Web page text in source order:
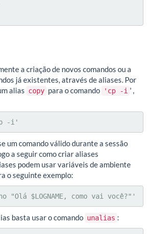
a criação de novos comandos ou a
já existentes, através de aliases. Por
alias copy para o comando 'cp -i ' ,
-i'
um comando válido durante a sessão
a seguir como criar aliases
podem usar variáveis de ambiente
o seguinte exemplo:
"Olá $LOGNAME, como vai você?"'
basta usar o comando unalias :